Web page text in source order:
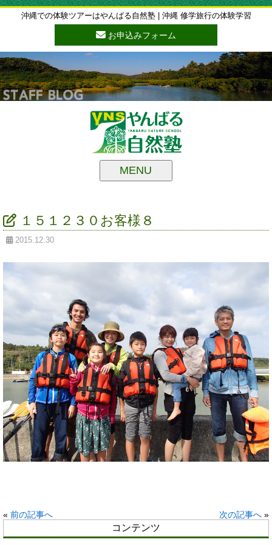
沖縄での体験ツアーはやんばる自然塾 | 沖縄 修学旅行の体験学習
お申込みフォーム
MENU
１５１２３０お客様８
2015.12.30
« 前の記事へ 次の記事へ »
コンテンツ